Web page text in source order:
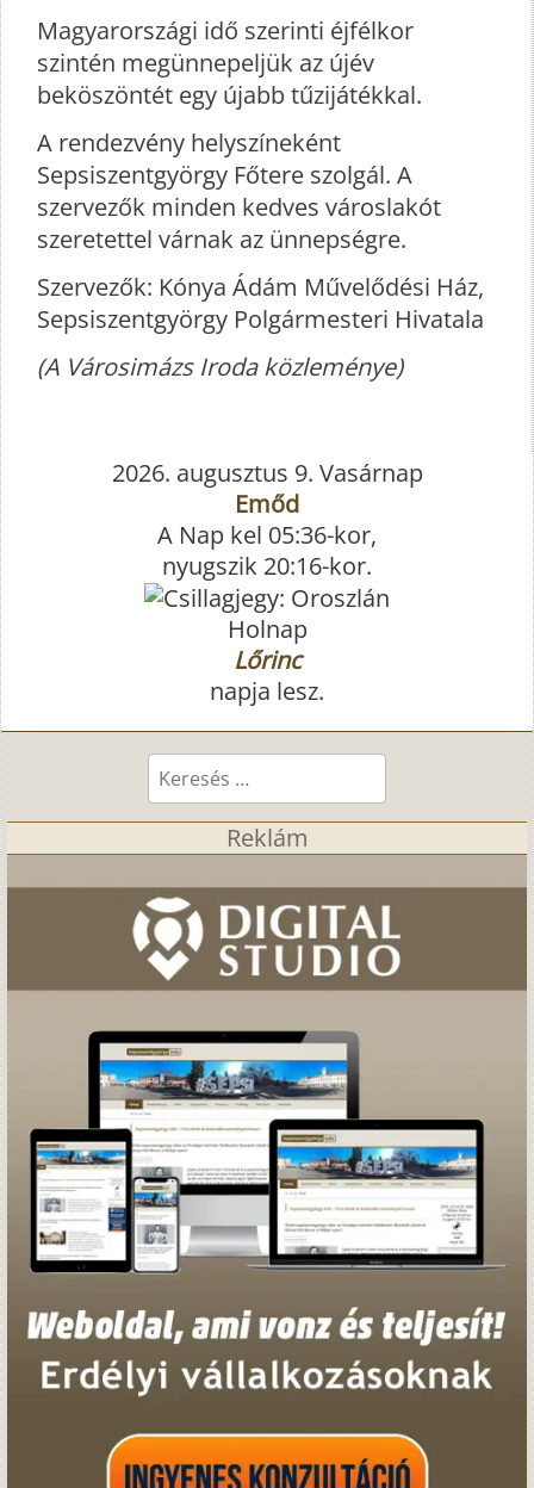
Magyarországi idő szerinti éjfélkor
szintén megünnepeljük az újév
beköszöntét egy újabb tűzijátékkal.
A rendezvény helyszíneként
Sepsiszentgyörgy Főtere szolgál. A
szervezők minden kedves városlakót
szeretettel várnak az ünnepségre.
Szervezők: Kónya Ádám Művelődési Ház,
Sepsiszentgyörgy Polgármesteri Hivatala
(A Városimázs Iroda közleménye)
2026. augusztus 9. Vasárnap
Emőd
A Nap kel 05:36-kor,
nyugszik 20:16-kor.
Holnap
Lőrinc
napja lesz.
Keresés...
Reklám